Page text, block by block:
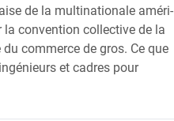
de la mul­ti­na­tio­nale amé­ri­
conven­tion col­lec­tive de la
com­merce de gros. Ce que
et cadres pour